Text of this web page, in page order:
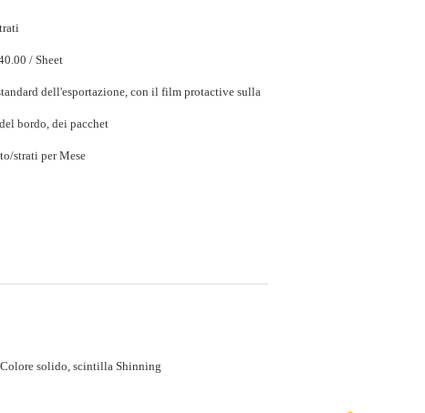
$25.00 - $40.00 / Sheet
dell'esportazione, con il film protactive sulla
bordo, dei pacchet
20000 strato/strati per Mese
Colore solido, scintilla Shinning